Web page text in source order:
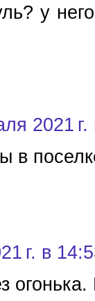
у
2021 г.
в
г. в